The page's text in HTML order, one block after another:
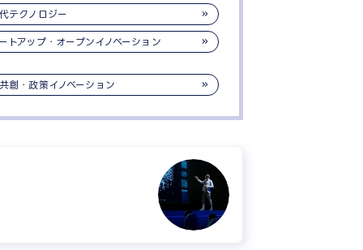
テクノロジー
トアップ・オープンイノベーション
創・政策イノベーション